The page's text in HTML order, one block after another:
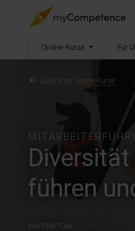
Online-Kurse (aktuell) Für
führen
von PINKTUM
Zurück zu 'Online-Kurse'